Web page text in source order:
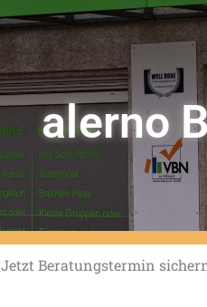
alerno
Jetzt Beratungstermin